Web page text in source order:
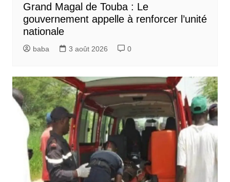
Grand Magal de Touba : Le
gouvernement appelle à renforcer l’unité
nationale
baba 3 août 2026 0